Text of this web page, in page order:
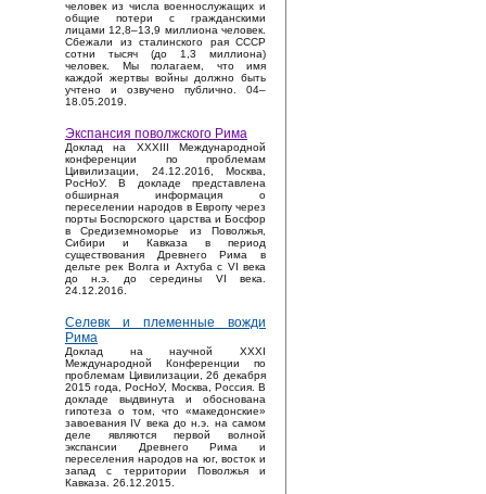
человек из числа военнослужащих и
общие потери с гражданскими
лицами 12,8–13,9 миллиона человек.
Сбежали из сталинского рая СССР
сотни тысяч (до 1,3 миллиона)
человек. Мы полагаем, что имя
каждой жертвы войны должно быть
учтено и озвучено публично. 04–
18.05.2019.
Экспансия поволжского Рима
Доклад на XXXIII Международной
конференции по проблемам
Цивилизации, 24.12.2016, Москва,
РосНоУ. В докладе представлена
обширная информация о
переселении народов в Европу через
порты Боспорского царства и Босфор
в Средиземноморье из Поволжья,
Сибири и Кавказа в период
существования Древнего Рима в
дельте рек Волга и Ахтуба с VI века
до н.э. до середины VI века.
24.12.2016.
Селевк и племенные вожди
Рима
Доклад на научной XXXI
Международной Конференции по
проблемам Цивилизации, 26 декабря
2015 года, РосНоУ, Москва, Россия. В
докладе выдвинута и обоснована
гипотеза о том, что «македонские»
завоевания IV века до н.э. на самом
деле являются первой волной
экспансии Древнего Рима и
переселения народов на юг, восток и
запад с территории Поволжья и
Кавказа. 26.12.2015.